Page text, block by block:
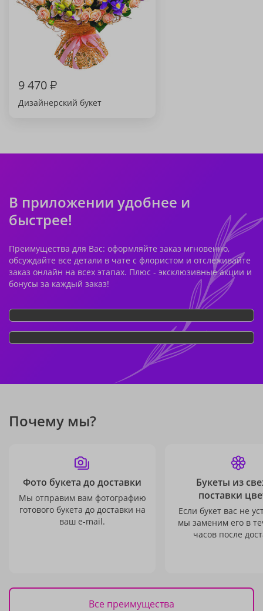
9 470₽
Дизайнерский букет
В приложении удобнее и
быстрее!
Преимущества для Вас: оформляйте заказ мгновенно,
обсуждайте все детали в чате с флористом и отслеживайте
заказ онлайн на всех этапах. Плюс - эксклюзивные акции и
бонусы за каждый заказ!
Почему мы?
Фото букета до доставки
Мы отправим вам фотографию
готового букета до доставки на
ваш e-mail.
Букеты из
поставки
Если букет вас не
мы заменим его в
часов после
Все преимущества